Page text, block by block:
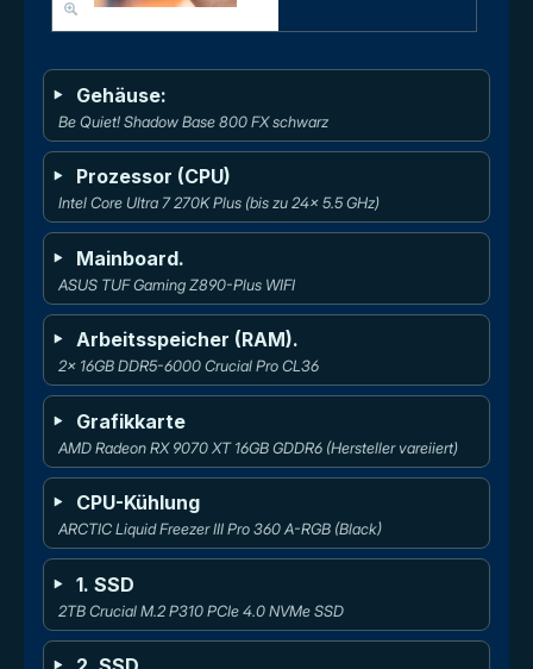
Gehäuse:
Be Quiet! Shadow Base 800 FX schwarz
Prozessor (CPU)
Intel Core Ultra 7 270K Plus (bis zu 24x 5.5 GHz)
Mainboard.
ASUS TUF Gaming Z890-Plus WIFI
Arbeitsspeicher (RAM).
2x 16GB DDR5-6000 Crucial Pro CL36
Grafikkarte
AMD Radeon RX 9070 XT 16GB GDDR6 (Hersteller vareiiert)
CPU-Kühlung
ARCTIC Liquid Freezer III Pro 360 A-RGB (Black)
1. SSD
2TB Crucial M.2 P310 PCIe 4.0 NVMe SSD